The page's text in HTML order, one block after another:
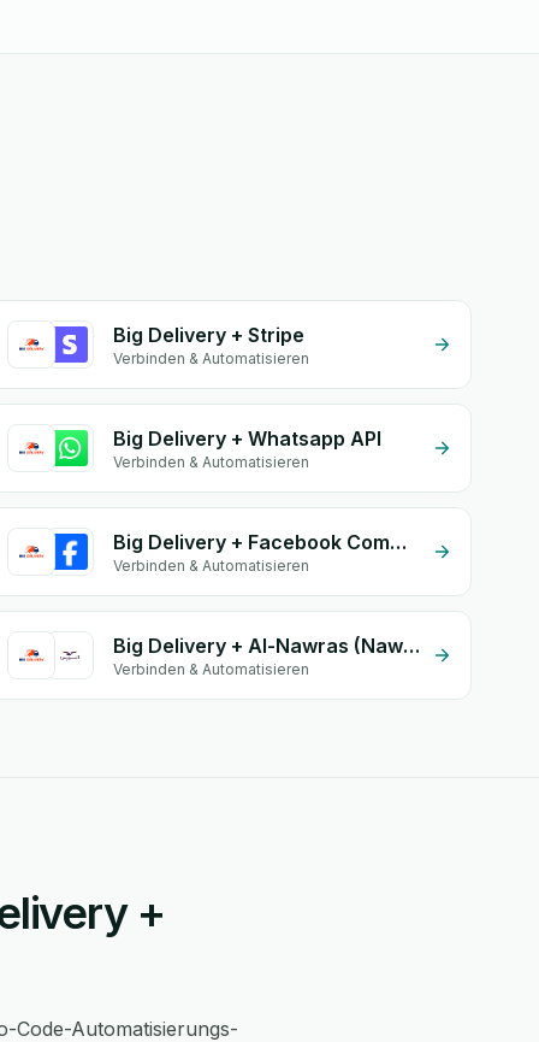
Big Delivery + Stripe
Verbinden & Automatisieren
Big Delivery + Whatsapp API
Verbinden & Automatisieren
Big Delivery + Facebook Comments
Verbinden & Automatisieren
Big Delivery + Al-Nawras (Nawris)
Verbinden & Automatisieren
+
Code-Automatisierungs-